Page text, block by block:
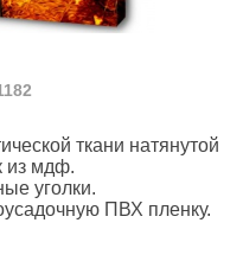
ткани натянутой
из мдф.
уголки.
ПВХ пленку.